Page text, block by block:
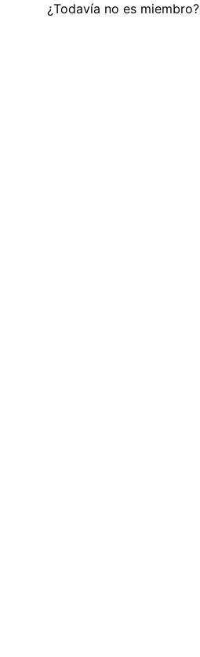
¿Todavía no es miembro?